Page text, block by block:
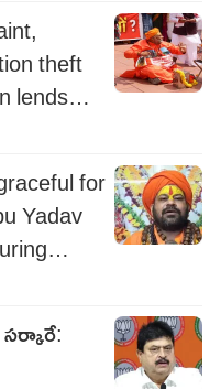
theft
lends
for
Yadav